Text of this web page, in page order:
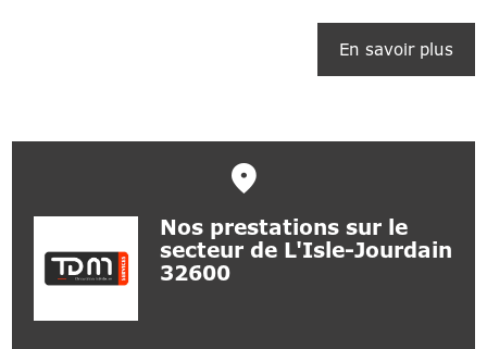
En savoir plus
Nos prestations sur le
secteur de L'Isle-Jourdain
32600